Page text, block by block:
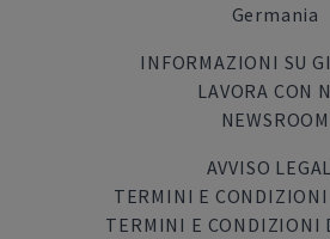
Germania
INFORMAZIONI SU
LAVORA CON
NEWSROOM
AVVISO
TERMINI E
TERMINI E CONDIZIONI